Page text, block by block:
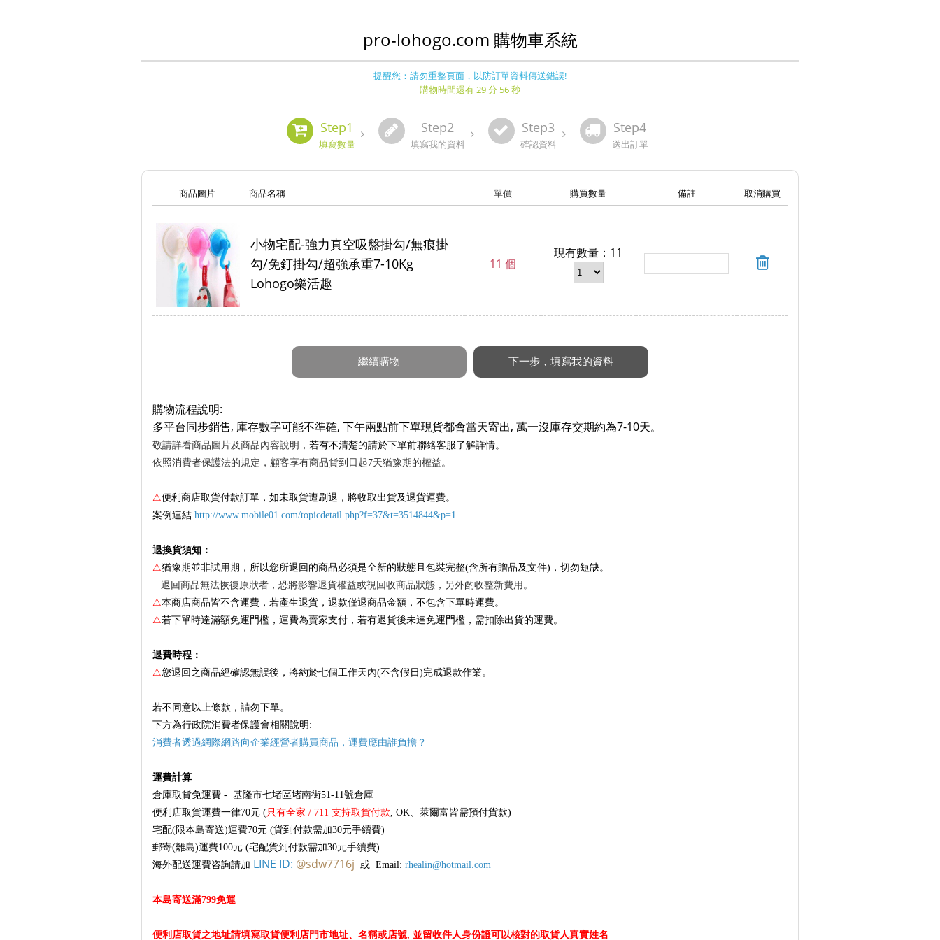
pro-lohogo.com 購物車系統
提醒您：請勿重整頁面，以防訂單資料傳送錯誤!
購物時間還有 29 分 56 秒
Step1
填寫數量
Step2
填寫我的資料
Step3
確認資料
Step4
送出訂單
商品圖片 商品名稱 單價 購買數量 備註 取消購買
小物宅配-強力真空吸盤掛勾/無痕掛
勾/免釘掛勾/超強承重7-10Kg
Lohogo樂活趣
11 個
現有數量：11
購物流程說明:
多平台同步銷售, 庫存數字可能不準確, 下午兩點前下單現貨都會當天寄出, 萬一沒庫存交期約為7-10天。
敬請詳看商品圖片及商品內容說明 ，若有不清楚的請於下單前聯絡客服了解詳情。
依照消費者保護法的規定，顧客享有商品貨到日起7天猶豫期的權益。
⚠便利商店取貨付款訂單，如未取貨遭刷退，將收取出貨及退貨運費。
案例連結 http://www.mobile01.com/topicdetail.php?f=37&t=3514844&p=1
退換貨須知：
⚠猶豫期並非試用期，所以您所退回的商品必須是全新的狀態且包裝完整(含所有贈品及文件)，切勿短缺。
退回商品無法恢復原狀者，恐將影響退貨權益或視回收商品狀態，另外酌收整新費用。
⚠本商店商品皆不含運費，若產生退貨，退款僅退商品金額，不包含下單時運費。
⚠若下單時達滿額免運門檻，運費為賣家支付，若有退貨後未達免運門檻，需扣除出貨的運費。
退費時程：
⚠您退回之商品經確認無誤後，將約於七個工作天內(不含假日)完成退款作業。
若不同意以上條款，請勿下單。
下方為行政院消費者保護會相關說明:
消費者透過網際網路向企業經營者購買商品，運費應由誰負擔？
運費計算
倉庫取貨免運費 - 基隆市七堵區堵南街51-11號倉庫
便利店取貨運費一律70元 (只有全家 / 711 支持取貨付款, OK、萊爾富皆需預付貨款)
宅配(限本島寄送)運費70元 (貨到付款需加30元手續費)
郵寄(離島)運費100元 (宅配貨到付款需加30元手續費)
海外配送運費咨詢請加 LINE ID: @sdw7716j 或 Email: rhealin@hotmail.com
本島寄送滿799免運
便利店取貨之地址請填寫取貨便利店門市地址、名稱或店號, 並留收件人身份證可以核對的取貨人真實姓名